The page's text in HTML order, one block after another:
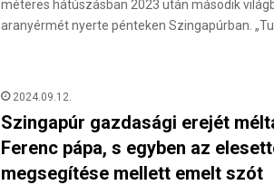
méteres hátúszásban 2023 után második
aranyérmét nyerte pénteken Szingapúrban.
2024.09.12.
Szingapúr gazdasági erejét
Ferenc pápa, s egyben az
megsegítése mellett emelt szót